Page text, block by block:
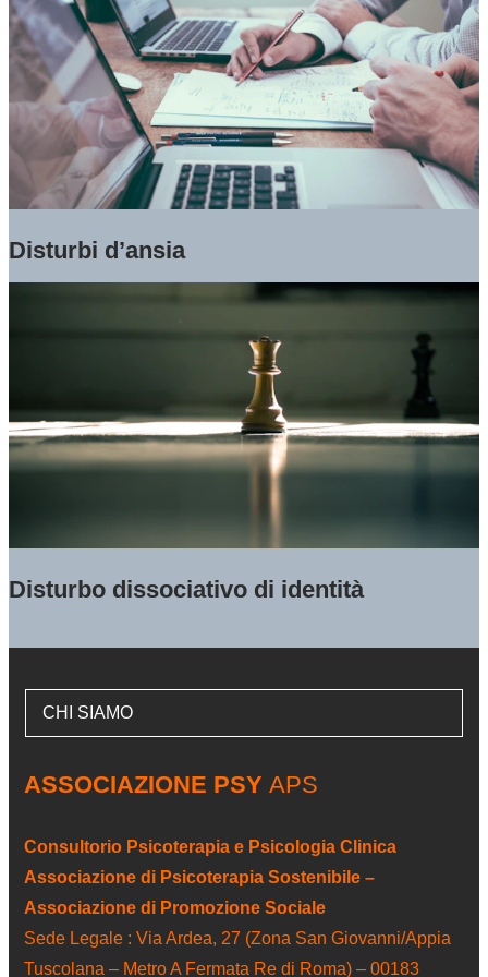
Disturbi d’ansia
Disturbo dissociativo di identità
CHI SIAMO
ASSOCIAZIONE PSY APS
Consultorio Psicoterapia e Psicologia Clinica
Associazione di Psicoterapia Sostenibile –
Associazione di Promozione Sociale
Sede Legale : Via Ardea, 27 (Zona San Giovanni/Appia
Tuscolana – Metro A Fermata Re di Roma) – 00183